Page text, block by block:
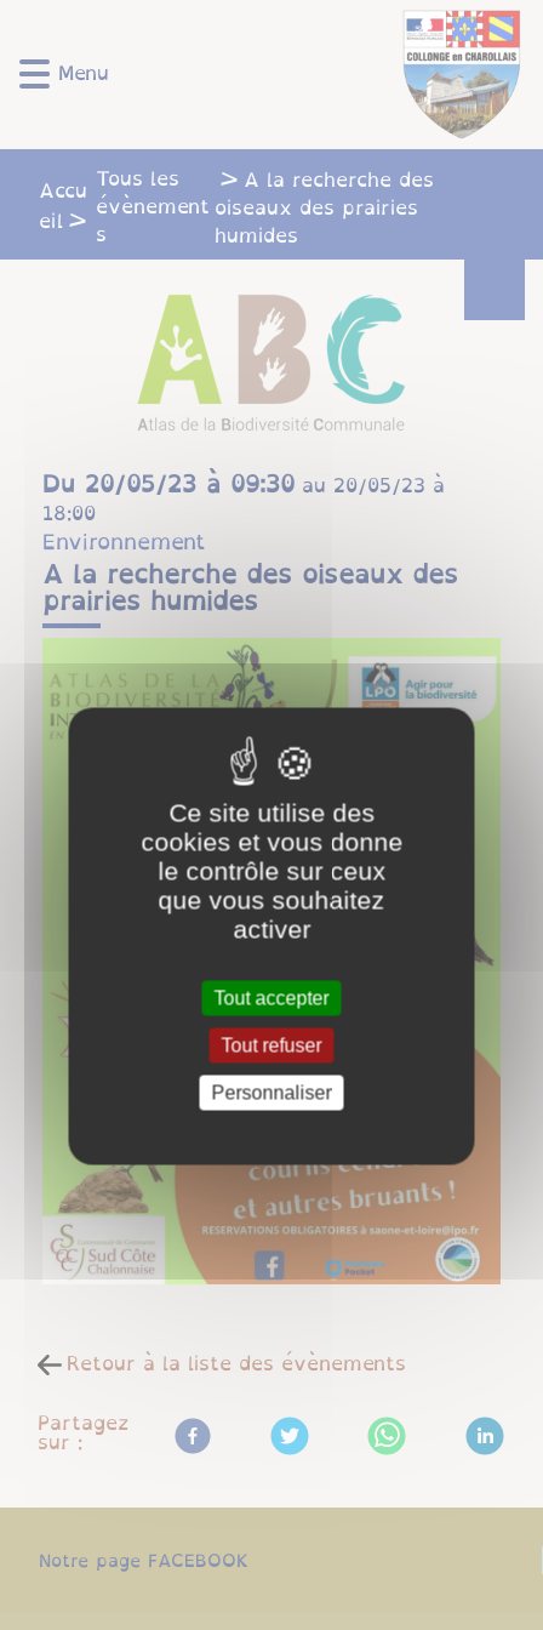
rapide
au
rapide
au
principal
rapide
recherche
rapide
au
de
page
Menu
Accu
eil
Tous les
évènement
s
A la recherche des
oiseaux des prairies
humides
Du 20/05/23 à 09:30 au 20/05/23 à
18:00
Environnement
A la recherche des oiseaux des
prairies humides
Retour à la liste des évènements
Partagez
sur :
Notre page FACEBOOK
Ce site utilise des
cookies et vous donne
le contrôle sur ceux
que vous souhaitez
activer
Tout accepter
Tout refuser
Personnaliser